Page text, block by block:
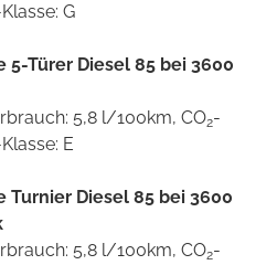
G
5-Türer Diesel 85 bei 3600
5,8 l/100km, CO2-
E
Turnier Diesel 85 bei 3600
5,8 l/100km, CO2-